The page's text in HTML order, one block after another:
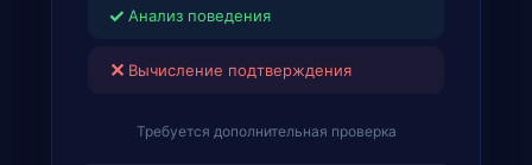
✓ Анализ поведения
✕ Вычисление подтверждения
Требуется дополнительная проверка